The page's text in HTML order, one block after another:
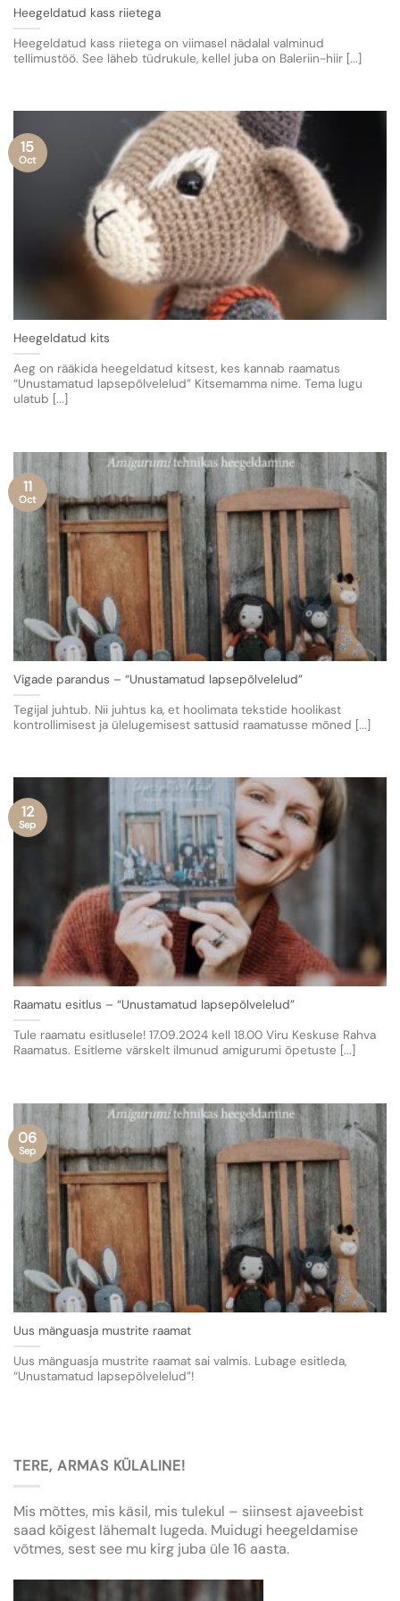
Heegeldatud kass riietega
Heegeldatud kass riietega on viimasel nädalal valminud
tellimustöö. See läheb tüdrukule, kellel juba on Baleriin-hiir [...]
Heegeldatud kits
Aeg on rääkida heegeldatud kitsest, kes kannab raamatus
“Unustamatud lapsepõlvelelud” Kitsemamma nime. Tema lugu
ulatub [...]
15
Oct
Vigade parandus – “Unustamatud lapsepõlvelelud”
Tegijal juhtub. Nii juhtus ka, et hoolimata tekstide hoolikast
kontrollimisest ja ülelugemisest sattusid raamatusse mõned [...]
11
Oct
Raamatu esitlus – “Unustamatud lapsepõlvelelud”
Tule raamatu esitlusele! 17.09.2024 kell 18.00 Viru Keskuse Rahva
Raamatus. Esitleme värskelt ilmunud amigurumi õpetuste [...]
12
Sep
Uus mänguasja mustrite raamat
Uus mänguasja mustrite raamat sai valmis. Lubage esitleda,
“Unustamatud lapsepõlvelelud”!
06
Sep
TERE, ARMAS KÜLALINE!
Mis mõttes, mis käsil, mis tulekul – siinsest ajaveebist
saad kõigest lähemalt lugeda. Muidugi heegeldamise
võtmes, sest see mu kirg juba üle 16 aasta.